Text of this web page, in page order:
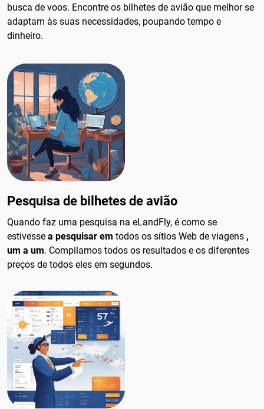
busca de voos. Encontre os bilhetes de avião que melhor se
adaptam às suas necessidades, poupando tempo e
dinheiro.
Pesquisa de bilhetes de avião
Quando faz uma pesquisa na eLandFly, é como se
estivesse a pesquisar em todos os sítios Web de viagens ,
um a um. Compilamos todos os resultados e os diferentes
preços de todos eles em segundos.